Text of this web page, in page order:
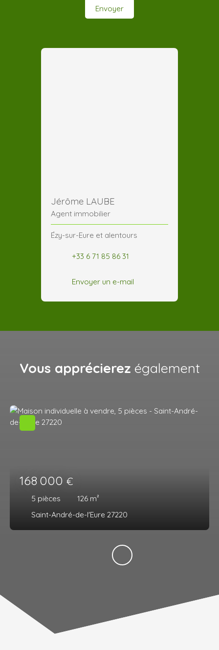
Envoyer
Jérôme LAUBE
Agent immobilier
Ézy-sur-Eure et alentours
+33 6 71 85 86 31
Envoyer un e-mail
Vous apprécierez également
168 000 €
5 pièces 126 m²
Saint-André-de-l'Eure 27220